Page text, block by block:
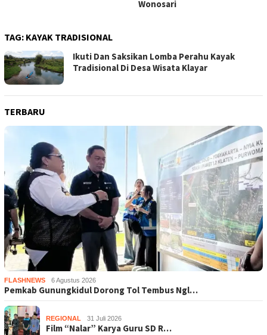
TAG: KAYAK TRADISIONAL
Ikuti Dan Saksikan Lomba Perahu Kayak
Tradisional Di Desa Wisata Klayar
TERBARU
FLASHNEWS 6 Agustus 2026
Pemkab Gunungkidul Dorong Tol Tembus Ngl…
REGIONAL 31 Juli 2026
Film “Nalar” Karya Guru SD R…